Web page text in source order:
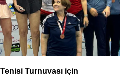
Turnuvası için